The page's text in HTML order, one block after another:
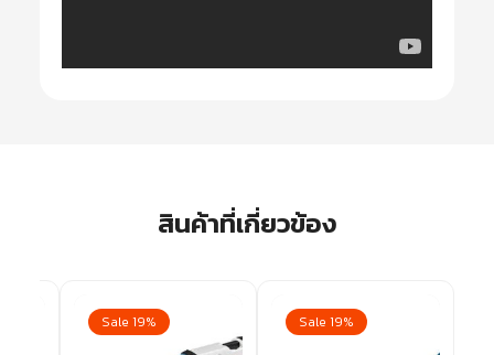
สินค้าที่เกี่ยวข้อง
Sale 19% Sale 19%